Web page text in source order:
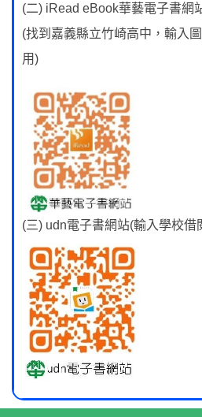
(二) iRead eBook華藝電子書網
(找到嘉義縣立竹崎高中，輸入
用)
(三) udn電子書網站(輸入學校借